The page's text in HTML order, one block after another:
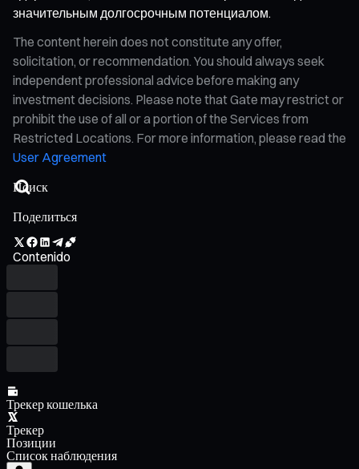
значительным долгосрочным потенциалом.
The content herein does not constitute any offer,
solicitation, or recommendation. You should always seek
independent professional advice before making any
investment decisions. Please note that Gate may restrict or
prohibit the use of all or a portion of the Services from
Restricted Locations. For more information, please read the
User Agreement
Поделиться
Contenido
Трекер кошелька
Трекер
Позиции
Список наблюдения